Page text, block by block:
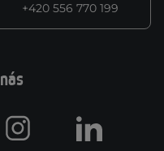
+420 556 770 199
Instagram LinkedIn